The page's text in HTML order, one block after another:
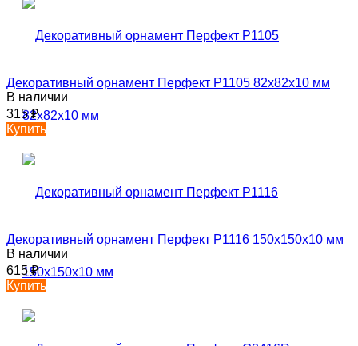
Декоративный орнамент Перфект P1105 82х82х10 мм
В наличии
315₽
Купить
Декоративный орнамент Перфект P1116 150х150х10 мм
В наличии
615₽
Купить